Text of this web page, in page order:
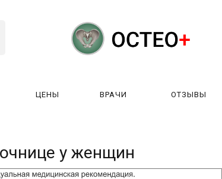
ЦЕНЫ ВРАЧИ ОТЗЫВЫ
у женщин